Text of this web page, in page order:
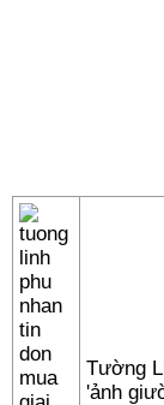
Tường
'ảnh